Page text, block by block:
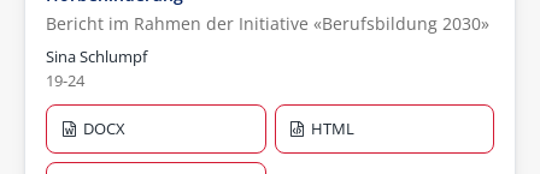
Bericht im Rahmen der Initiative «Berufsbildung 2030»
Sina Schlumpf
19-24
DOCX HTML